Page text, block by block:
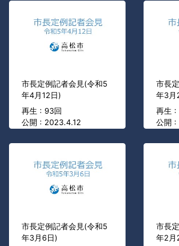
市長定例記者会見(令和5
年4月12日)
再生 : 93回
公開 : 2023.4.12
市長
年3月
再生 :
公開
市長定例記者会見(令和5
年3月6日)
市長
年2月